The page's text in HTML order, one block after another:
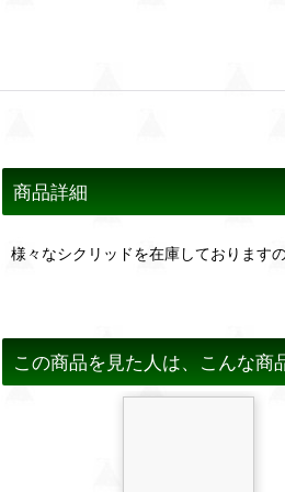
商品詳細
様々なシクリッドを在庫しております
この商品を見た人は、こんな商